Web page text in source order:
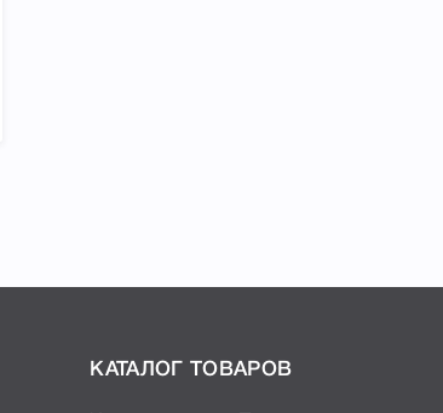
КАТАЛОГ ТОВАРОВ